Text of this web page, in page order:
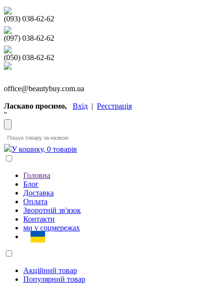
(093) 038-62-62
(097) 038-62-62
(050) 038-62-62
office@beautybuy.com.ua
Ласкаво просимо, Вхід | Реєстрація
"
У кошику, 0 товарів
Головна
Блог
Доставка
Оплата
Зворотній зв'язок
Контакти
ми у соцмережах
Акційний товар
Популярний товар